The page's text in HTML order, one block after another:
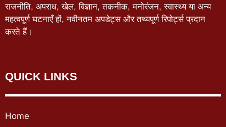
राजनीति, अपराध, खेल, विज्ञान, तकनीक, मनोरंजन, स्वास्थ्य या अन्य
महत्वपूर्ण घटनाएँ हों, नवीनतम अपडेट्स और तथ्यपूर्ण रिपोर्ट्स प्रदान
करते हैं।
QUICK LINKS
Home